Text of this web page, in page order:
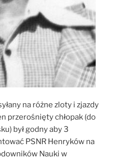
na różne zloty i zjazdy
przerośnięty chłopak (do
był godny aby 3
PSNR Henryków na
Nauki w